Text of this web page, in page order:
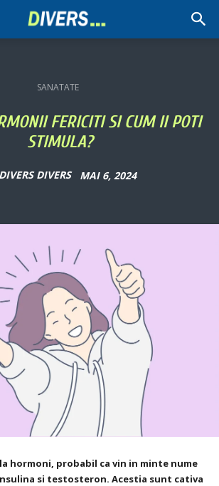
SANATATE
FERICITI SI CUM II POTI
STIMULA?
DIVERS DIVERS MAI 6, 2024
hormoni, probabil ca vin in minte nume
si testosteron. Acestia sunt cativa